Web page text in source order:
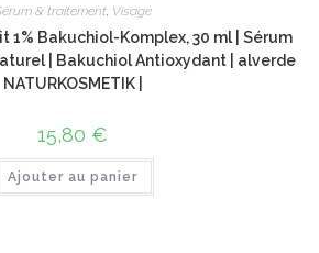
& traitement, Visage
1% Bakuchiol-Komplex, 30 ml | Sérum
| Bakuchiol Antioxydant | alverde
NATURKOSMETIK |
15,80 €
Ajouter au panier